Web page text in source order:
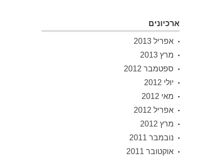
ארכיונים
אפריל 2013
מרץ 2013
ספטמבר 2012
יולי 2012
מאי 2012
אפריל 2012
מרץ 2012
נובמבר 2011
אוקטובר 2011